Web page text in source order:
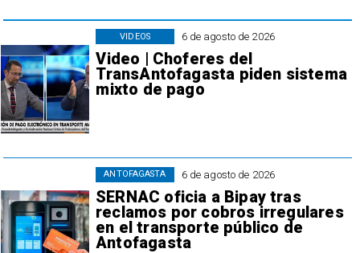
6 de agosto de 2026
Video | Choferes del
TransAntofagasta piden sistema
mixto de pago
VIDEOS
6 de agosto de 2026
SERNAC oficia a Bipay tras
reclamos por cobros irregulares
en el transporte público de
Antofagasta
ANTOFAGASTA